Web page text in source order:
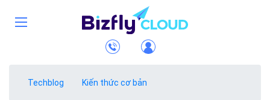
Techblog Kiến thức cơ bản